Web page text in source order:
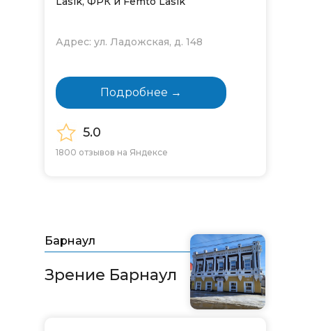
Подробнее →
Адрес: ул. Ладожская, д. 148
5.0
1800 отзывов на Яндексе
Барнаул
Зрение Барнаул